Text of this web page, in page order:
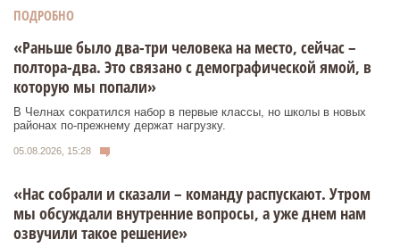
ПОДРОБНО
«Раньше было два-три человека на место, сейчас –
полтора-два. Это связано с демографической ямой, в
которую мы попали»
В Челнах сократился набор в первые классы, но школы в новых
районах по-прежнему держат нагрузку.
05.08.2026, 15:28
«Нас собрали и сказали – команду распускают. Утром
мы обсуждали внутренние вопросы, а уже днем нам
озвучили такое решение»